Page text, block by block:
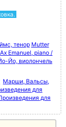
тенор Mutter
Ax Emanuel, piano /
Йо, виолончель
Марши, Вальсы,
для
для